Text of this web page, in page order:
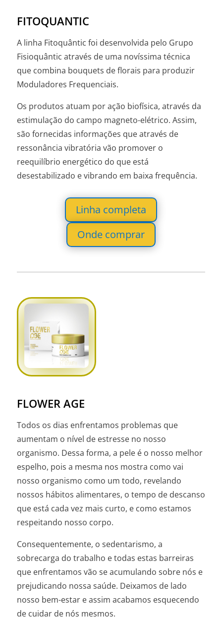
FITOQUANTIC
A linha Fitoquântic foi desenvolvida pelo Grupo
Fisioquântic através de uma novíssima técnica
que combina bouquets de florais para produzir
Moduladores Frequenciais.
Os produtos atuam por ação biofísica, através da
estimulação do campo magneto-elétrico. Assim,
são fornecidas informações que através de
ressonância vibratória vão promover o
reequilíbrio energético do que está
desestabilizado e vibrando em baixa frequência.
Linha completa
Onde comprar
FLOWER AGE
Todos os dias enfrentamos problemas que
aumentam o nível de estresse no nosso
organismo. Dessa forma, a pele é o nosso melhor
espelho, pois a mesma nos mostra como vai
nosso organismo como um todo, revelando
nossos hábitos alimentares, o tempo de descanso
que está cada vez mais curto, e como estamos
respeitando nosso corpo.
Consequentemente, o sedentarismo, a
sobrecarga do trabalho e todas estas barreiras
que enfrentamos vão se acumulando sobre nós e
prejudicando nossa saúde. Deixamos de lado
nosso bem-estar e assim acabamos esquecendo
de cuidar de nós mesmos.